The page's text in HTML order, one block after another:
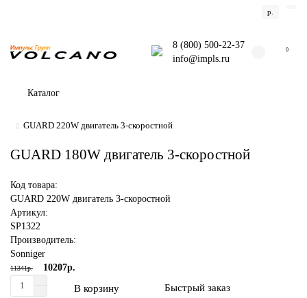
р.
8 (800) 500-22-37
info@impls.ru
0
Каталог
GUARD 220W двигатель 3-скоростной
GUARD 180W двигатель 3-скоростной
Код товара:
GUARD 220W двигатель 3-скоростной
Артикул:
SP1322
Производитель:
Sonniger
11341р. 10207р.
В корзину Быстрый заказ